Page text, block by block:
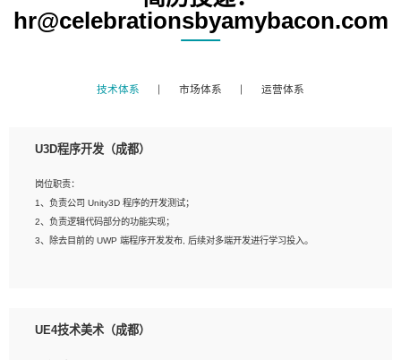
hr@celebrationsbyamybacon.com
技术体系 市场体系 运营体系
U3D程序开发（成都）
岗位职责：
1、负责公司 Unity3D 程序的开发测试；
2、负责逻辑代码部分的功能实现；
3、除去目前的 UWP 端程序开发发布, 后续对多端开发进行学习投入。
2、熟练掌握 Unity3D 程序开发，精通 C# 语言开发；
UE4技术美术（成都）